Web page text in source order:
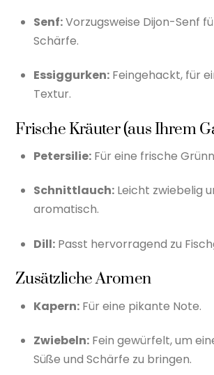
Senf:Vorzugsweise Dijon-Senf
Schärfe.
Essiggurken: Feingehackt, für
Textur.
Frische Kräuter (aus Ihrem
Petersilie: Für eine frische
Schnittlauch: Leicht zwiebelig
aromatisch.
Dill: Passt hervorragend zu
Zusätzliche Aromen
Kapern: Für eine pikante Note.
Zwiebeln: Fein gewürfelt, um
Süße und Schärfe zu bringen.